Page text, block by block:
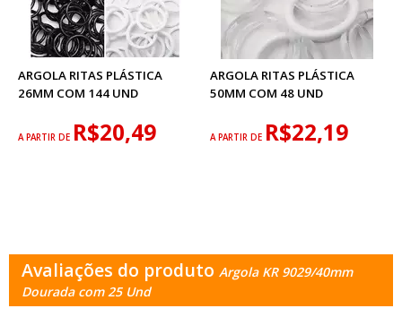
ARGOLA RITAS PLÁSTICA
26MM COM 144 UND
A PARTIR DE R$20,49
ARGOLA RITAS PLÁSTICA
50MM COM 48 UND
A PARTIR DE R$22,19
Avaliações do produto Argola KR 9029/40mm
Dourada com 25 Und